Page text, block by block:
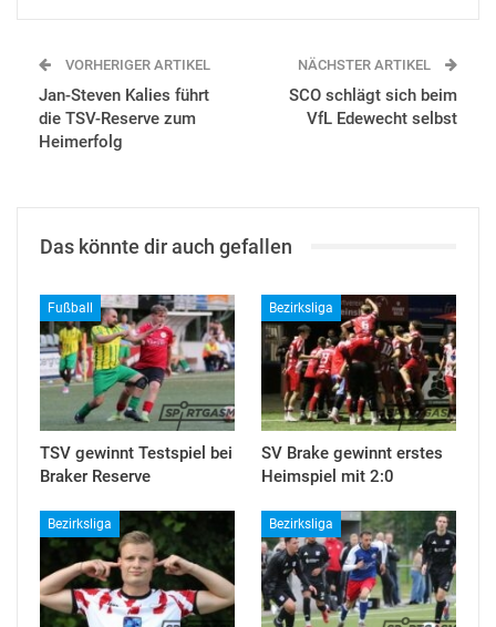
VORHERIGER ARTIKEL
Jan-Steven Kalies führt
die TSV-Reserve zum
Heimerfolg
NÄCHSTER ARTIKEL
SCO schlägt sich beim
VfL Edewecht selbst
Das könnte dir auch gefallen
Fußball
TSV gewinnt Testspiel bei
Braker Reserve
Bezirksliga
SV Brake gewinnt erstes
Heimspiel mit 2:0
Bezirksliga Bezirksliga